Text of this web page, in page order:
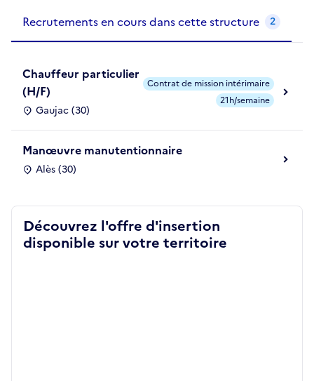
Recrutements en cours dans cette structure 2
Chauffeur particulier
(H/F)
Gaujac (30)
Contrat de mission intérimaire
21h/semaine
Manœuvre manutentionnaire
Alès (30)
Découvrez l'offre d'insertion
disponible sur votre territoire